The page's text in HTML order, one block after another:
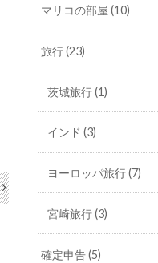
マリコの部屋(10)
旅行(23)
茨城旅行(1)
インド (3)
ヨーロッパ旅行(7)
宮崎旅行(3)
確定申告(5)